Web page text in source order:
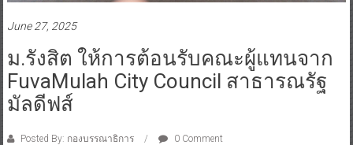
June 27, 2025
ม.รังสิต ให้การต้อนรับคณะผู้แทนจาก
FuvaMulah City Council สาธารณรัฐ
มัลดีฟส์
Posted By: กองบรรณาธิการ 0 Comment